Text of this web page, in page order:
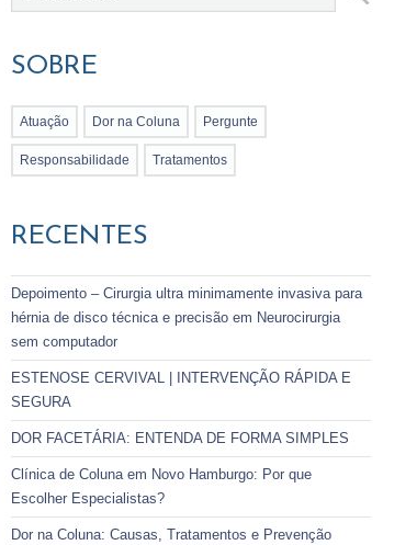
SOBRE
Atuação Dor na Coluna Pergunte
Responsabilidade Tratamentos
RECENTES
Depoimento – Cirurgia ultra minimamente invasiva para
hérnia de disco técnica e precisão em Neurocirurgia
sem computador
ESTENOSE CERVIVAL | INTERVENÇÃO RÁPIDA E
SEGURA
DOR FACETÁRIA: ENTENDA DE FORMA SIMPLES
Clínica de Coluna em Novo Hamburgo: Por que
Escolher Especialistas?
Dor na Coluna: Causas, Tratamentos e Prevenção